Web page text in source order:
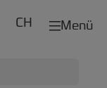
Menü
CH